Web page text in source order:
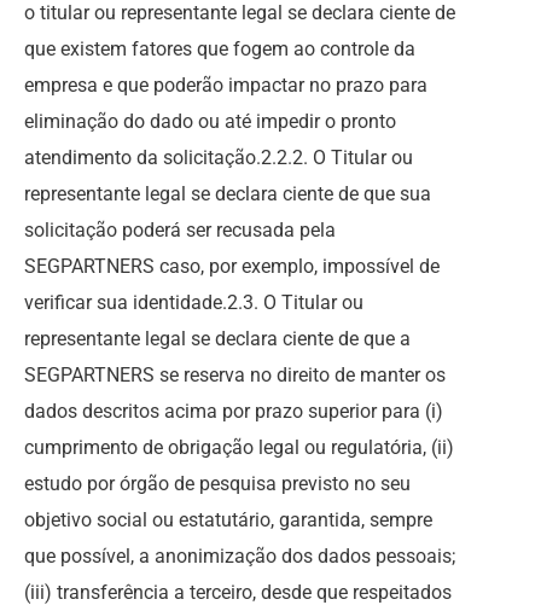
o titular ou representante legal se declara ciente de
que existem fatores que fogem ao controle da
empresa e que poderão impactar no prazo para
eliminação do dado ou até impedir o pronto
atendimento da solicitação.2.2.2. O Titular ou
representante legal se declara ciente de que sua
solicitação poderá ser recusada pela
SEGPARTNERS caso, por exemplo, impossível de
verificar sua identidade.2.3. O Titular ou
representante legal se declara ciente de que a
SEGPARTNERS se reserva no direito de manter os
dados descritos acima por prazo superior para (i)
cumprimento de obrigação legal ou regulatória, (ii)
estudo por órgão de pesquisa previsto no seu
objetivo social ou estatutário, garantida, sempre
que possível, a anonimização dos dados pessoais;
(iii) transferência a terceiro, desde que respeitados